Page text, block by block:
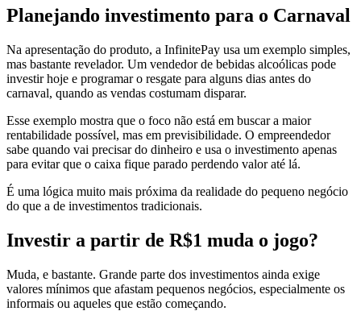
Planejando investimento para o Carnaval
Na apresentação do produto, a InfinitePay usa um exemplo simples,
mas bastante revelador. Um vendedor de bebidas alcoólicas pode
investir hoje e programar o resgate para alguns dias antes do
carnaval, quando as vendas costumam disparar.
Esse exemplo mostra que o foco não está em buscar a maior
rentabilidade possível, mas em previsibilidade. O empreendedor
sabe quando vai precisar do dinheiro e usa o investimento apenas
para evitar que o caixa fique parado perdendo valor até lá.
É uma lógica muito mais próxima da realidade do pequeno negócio
do que a de investimentos tradicionais.
Investir a partir de R$1 muda o jogo?
Muda, e bastante. Grande parte dos investimentos ainda exige
valores mínimos que afastam pequenos negócios, especialmente os
informais ou aqueles que estão começando.